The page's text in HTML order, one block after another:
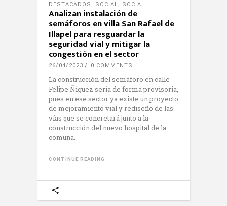
DESTACADOS , SOCIAL, SOCIAL
Analizan instalación de
semáforos en villa San Rafael de
Illapel para resguardar la
seguridad vial y mitigar la
congestión en el sector
26/04/2023 0 COMMENTS
La construcción del semáforo en calle
Felipe Ñiguez sería de forma provisoria,
pues en ese sector ya existe un proyecto
de mejoramiento vial y rediseño de las
vías que se concretará junto a la
construcción del nuevo hospital de la
comuna.
CONTINUE READING